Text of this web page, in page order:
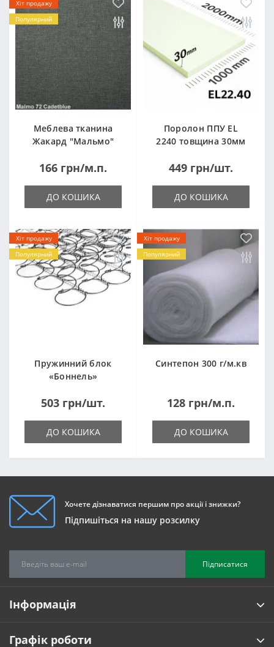
Хіт продажу
Популярний
Меблева тканина
Жакард "Мальмо"
166 грн/м.п.
ДО КОШИКА
Поролон ППУ EL
2240 товщина 30мм
(1000x2000мм)
449 грн/шт.
ДО КОШИКА
Хіт продажу
Популярний
Пружинний блок
«Боннель»
503 грн/шт.
ДО КОШИКА
Хіт продажу
Популярний
Синтепон 300 г/м.кв
128 грн/м.п.
ДО КОШИКА
Хочете дізнаватися першим про акції і знижки?
Підпишіться на нашу розсилку
Підписатися
Інформація
Графік роботи